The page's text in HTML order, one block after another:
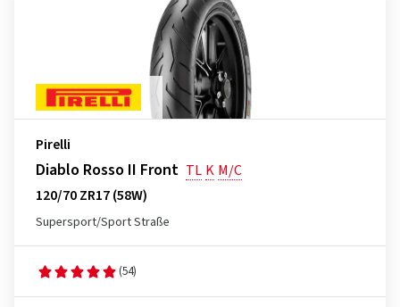
Pirelli
Diablo Rosso II Front TL K M/C
120/70 ZR17 (58W)
Supersport/Sport Straße
(54)